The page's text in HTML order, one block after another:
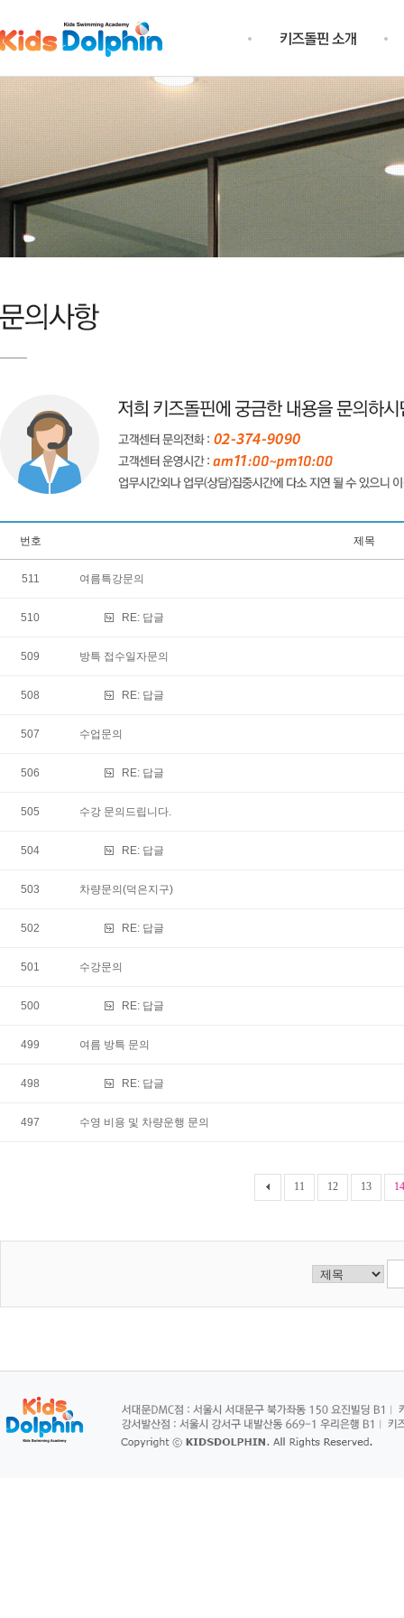
번호 제목
511 여름특강문의
510 RE: 답글
509 방특 접수일자문의
508 RE: 답글
507 수업문의
506 RE: 답글
505 수강 문의드립니다.
504 RE: 답글
503 차량문의(덕은지구)
502 RE: 답글
501 수강문의
500 RE: 답글
499 여름 방특 문의
498 RE: 답글
497 수영 비용 및 차량운행 문의
11 12 13 14